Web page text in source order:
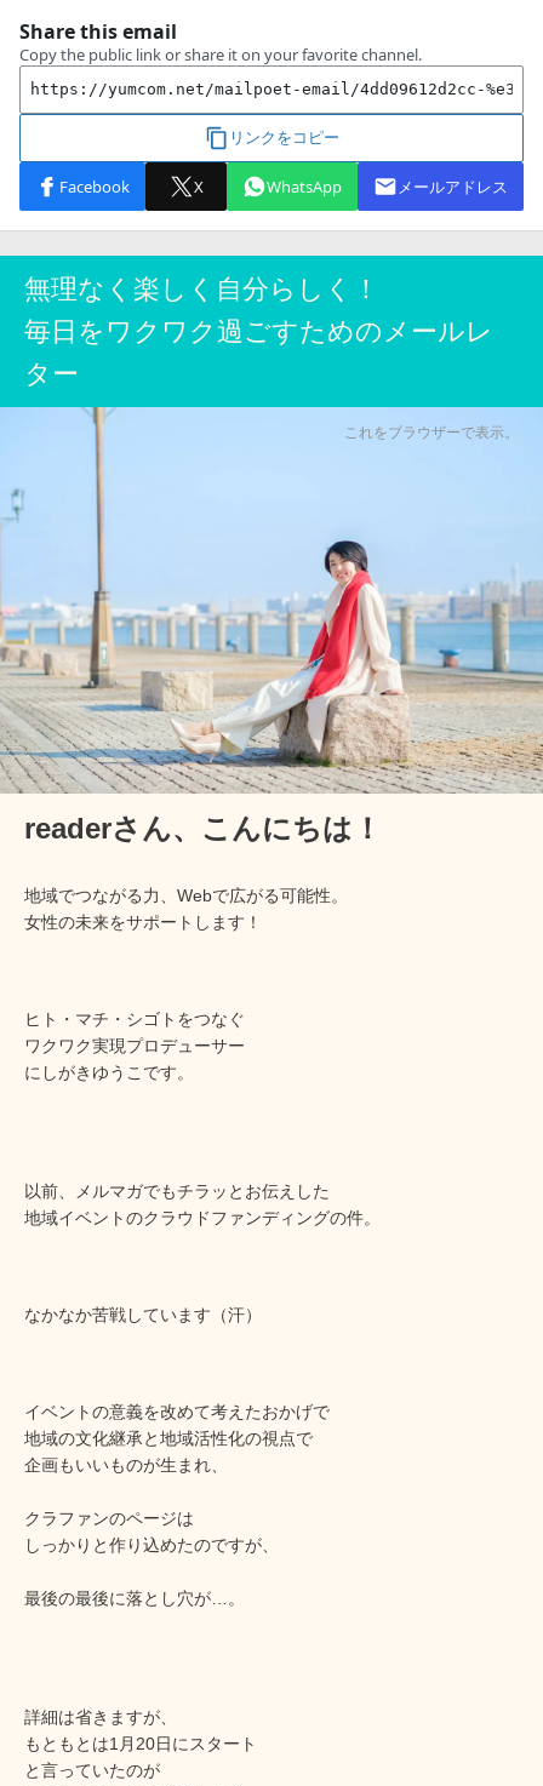
無理なく楽しく自分らしく！
毎日をワクワク過ごすためのメールレ
ター
これをブラウザーで表示。
readerさん、 こんにちは！
地域でつながる力、Webで広がる可能性。
女性の未来をサポートします！
ヒト・マチ・シゴトをつなぐ
ワクワク実現プロデューサー
にしがきゆうこです。
以前、メルマガでもチラッとお伝えした
地域イベントのクラウドファンディングの件。
なかなか苦戦しています（汗）
イベントの意義を改めて考えたおかげで
地域の文化継承と地域活性化の視点で
企画もいいものが生まれ、
クラファンのページは
しっかりと作り込めたのですが、
最後の最後に落とし穴が…。
詳細は省きますが、
もともとは1月20日にスタート
と言っていたのが